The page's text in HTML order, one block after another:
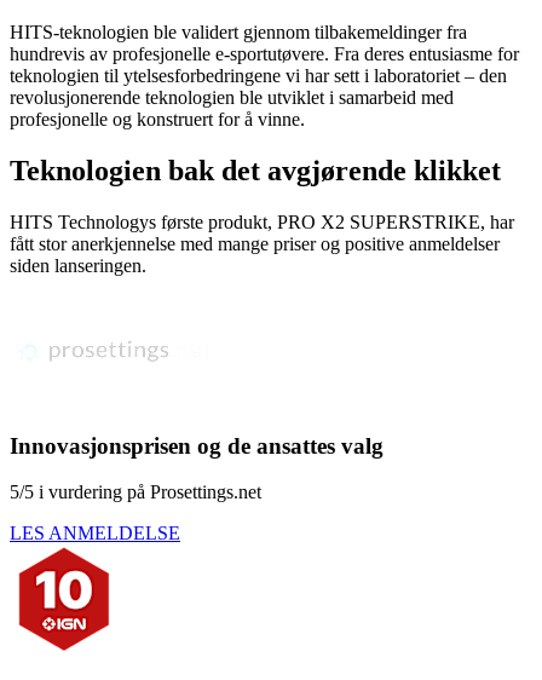
HITS-teknologien ble validert gjennom tilbakemeldinger fra
hundrevis av profesjonelle e-sportutøvere. Fra deres entusiasme for
teknologien til ytelsesforbedringene vi har sett i laboratoriet – den
revolusjonerende teknologien ble utviklet i samarbeid med
profesjonelle og konstruert for å vinne.
Teknologien bak det avgjørende klikket
HITS Technologys første produkt, PRO X2 SUPERSTRIKE, har
fått stor anerkjennelse med mange priser og positive anmeldelser
siden lanseringen.
Innovasjonsprisen og de ansattes valg
5/5 i vurdering på Prosettings.net
LES ANMELDELSE